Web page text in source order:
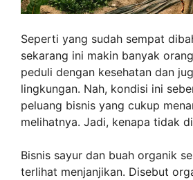
Seperti yang sudah sempat
sekarang ini makin banyak
peduli dengan kesehatan dan
lingkungan. Nah, kondisi ini
peluang bisnis yang cukup
melihatnya. Jadi, kenapa tidak
Bisnis sayur dan buah organik
terlihat menjanjikan. Disebut